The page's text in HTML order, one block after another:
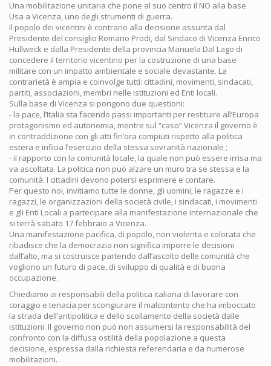
Una mobilitazione unitaria che pone al suo centro il NO alla base
Usa a Vicenza, uno degli strumenti di guerra.
Il popolo dei vicentini è contrario alla decisione assunta dal
Presidente del consiglio Romano Prodi, dal Sindaco di Vicenza Enrico
Hullweck e dalla Presidente della provincia Manuela Dal Lago di
concedere il territorio vicentino per la costruzione di una base
militare con un impatto ambientale e sociale devastante. La
contrarietà è ampia e coinvolge tutti: cittadini, movimenti, sindacati,
partiti, associazioni, membri nelle istituzioni ed Enti locali.
Sulla base di Vicenza si pongono due questioni:
- la pace, l’Italia sta facendo passi importanti per restituire all’Europa
protagonismo ed autonomia, mentre sul “caso” Vicenza il governo è
in contraddizione con gli atti fin’ora compiuti rispetto alla politica
estera e inficia l’esercizio della stessa sovranità nazionale ;
- il rapporto con la comunità locale, la quale non può essere irrisa ma
va ascoltata. La politica non può alzare un muro tra se stessa e la
comunità. I cittadini devono potersi esprimere e contare.
Per questo noi, invitiamo tutte le donne, gli uomini, le ragazze e i
ragazzi, le organizzazioni della società civile, i sindacati, i movimenti
e gli Enti Locali a partecipare alla manifestazione internazionale che
si terrà sabato 17 febbraio a Vicenza.
Una manifestazione pacifica, di popolo, non violenta e colorata che
ribadisce che la democrazia non significa imporre le decisioni
dall’alto, ma si costruisce partendo dall’ascolto delle comunità che
vogliono un futuro di pace, di sviluppo di qualità e di buona
occupazione.
Chiediamo ai responsabili della politica italiana di lavorare con
coraggio e tenacia per scongiurare il malcontento che ha imboccato
la strada dell’antipolitica e dello scollamento della società dalle
istituzioni. Il governo non può non assumersi la responsabilità del
confronto con la diffusa ostilità della popolazione a questa
decisione, espressa dalla richiesta referendaria e da numerose
mobilitazioni.